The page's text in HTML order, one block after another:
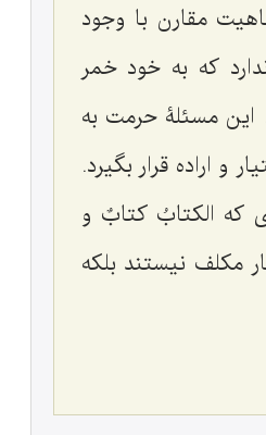
مقارن با وجود
كه به خود خمر
مسئلۀ حرمت به
اراده قرار بگیرد.
که الکتابُ کتابٌ و
مكلف نیستند بلکه